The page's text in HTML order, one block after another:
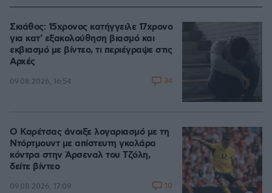
Σκιάθος: 15χρονος κατήγγειλε 17χρονο
για κατ' εξακολούθηση βιασμό και
εκβιασμό με βίντεο, τι περιέγραψε στις
Αρχές
09.08.2026, 16:54 34
Ο Καρέτσας άνοιξε λογαριασμό με τη
Ντόρτμουντ με απίστευτη γκολάρα
κόντρα στην Άρσεναλ του Τζόλη,
δείτε βίντεο
09.08.2026, 17:09 10